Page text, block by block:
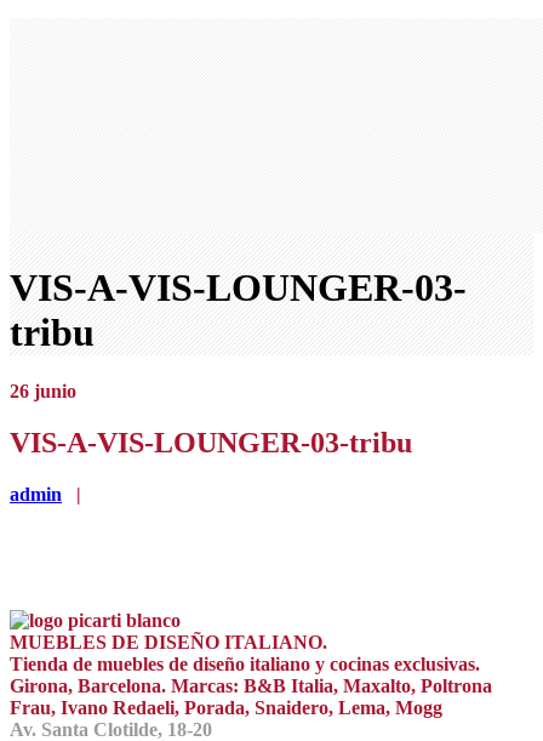
VIS-A-VIS-LOUNGER-03-
tribu
26 junio
VIS-A-VIS-LOUNGER-03-tribu
admin |
MUEBLES DE DISEÑO ITALIANO.
Tienda de muebles de diseño italiano y cocinas exclusivas.
Girona, Barcelona. Marcas: B&B Italia, Maxalto, Poltrona
Frau, Ivano Redaeli, Porada, Snaidero, Lema, Mogg
Av. Santa Clotilde, 18-20